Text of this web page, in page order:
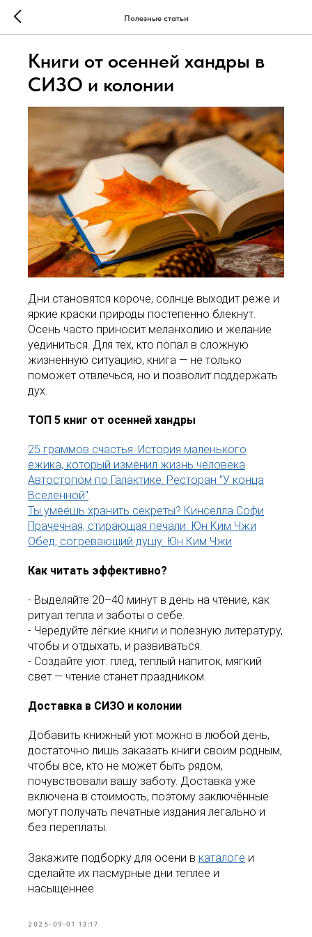
Полезные статьи
Книги от осенней хандры в
СИЗО и колонии
Дни становятся короче, солнце выходит реже и
яркие краски природы постепенно блекнут.
Осень часто приносит меланхолию и желание
уединиться. Для тех, кто попал в сложную
жизненную ситуацию, книга — не только
поможет отвлечься, но и позволит поддержать
дух.
ТОП 5 книг от осенней хандры
25 граммов счастья. История маленького
ежика, который изменил жизнь человека
Автостопом по Галактике. Ресторан "У конца
Вселенной"
Ты умеешь хранить секреты? Кинселла Софи
Прачечная, стирающая печали. Юн Ким Чжи
Обед, согревающий душу. Юн Ким Чжи
Как читать эффективно?
- Выделяйте 20–40 минут в день на чтение, как
ритуал тепла и заботы о себе.
- Чередуйте лёгкие книги и полезную литературу,
чтобы и отдыхать, и развиваться.
- Создайте уют: плед, тёплый напиток, мягкий
свет — чтение станет праздником.
Доставка в СИЗО и колонии
Добавить книжный уют можно в любой день,
достаточно лишь заказать книги своим родным,
чтобы все, кто не может быть рядом,
почувствовали вашу заботу. Доставка уже
включена в стоимость, поэтому заключённые
могут получать печатные издания легально и
без переплаты.
Закажите подборку для осени в каталоге и
сделайте их пасмурные дни теплее и
насыщеннее.
2025-09-01 13:17